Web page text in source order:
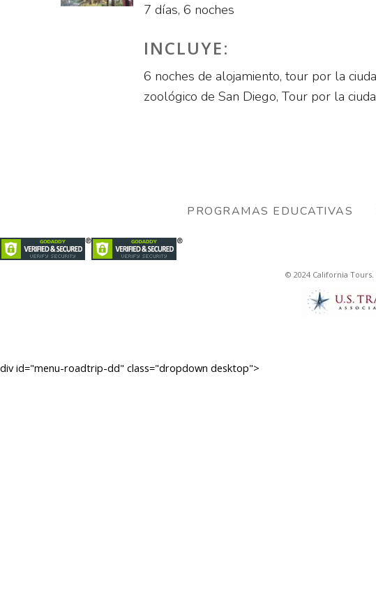
7 días, 6 noches
INCLUYE:
6 noches de alojamiento, tour por la
zoológico de San Diego, Tour por la
PROGRAMAS EDUCATIVAS
© 2024 California
div id="menu-roadtrip-dd" class="dropdown desktop">